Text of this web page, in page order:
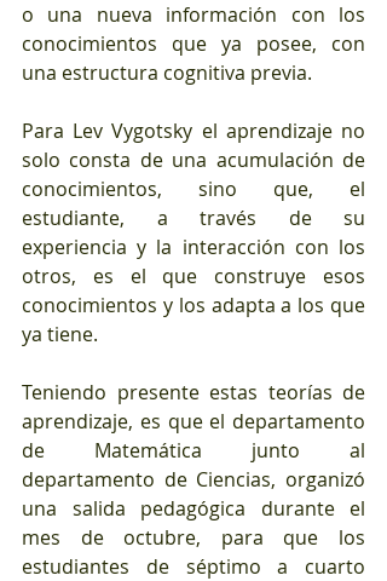
o una nueva información con los
conocimientos que ya posee, con
una estructura cognitiva previa.
Para Lev Vygotsky el aprendizaje no
solo consta de una acumulación de
conocimientos, sino que, el
estudiante, a través de su
experiencia y la interacción con los
otros, es el que construye esos
conocimientos y los adapta a los que
ya tiene.
Teniendo presente estas teorías de
aprendizaje, es que el departamento
de Matemática junto al
departamento de Ciencias, organizó
una salida pedagógica durante el
mes de octubre, para que los
estudiantes de séptimo a cuarto